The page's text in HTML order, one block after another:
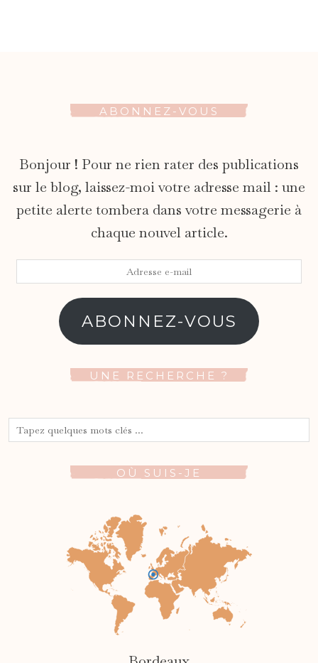
ABONNEZ-VOUS
Bonjour ! Pour ne rien rater des publications
sur le blog, laissez-moi votre adresse mail : une
petite alerte tombera dans votre messagerie à
chaque nouvel article.
ABONNEZ-VOUS
UNE RECHERCHE ?
OÙ SUIS-JE